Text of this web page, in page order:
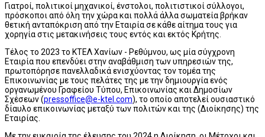
Γιατροί, πολιτικοί μηχανικοί, ένστολοι, πολιτιστικοί σύλλογοι,
πρόσκοποι από όλη την χώρα και πολλά άλλα σωματεία βρήκαν
θετική ανταπόκριση από την Εταιρία σε κάθε αίτημα τους για
χορηγία στις μετακινήσεις τους εντός και εκτός Κρήτης.
Τέλος το 2023 το ΚΤΕΛ Χανίων - Ρεθύμνου, ως μία σύγχρονη
Εταιρία που επενδύει στην αναβάθμιση των υπηρεσιών της,
πρωτοπόρησε πανελλαδικά ενισχύοντας τον τομέα της
Επικοινωνίας με τους πελάτες της με την δημιουργία ενός
οργανωμένου Γραφείου Τύπου, Επικοινωνίας και Δημοσίων
Σχέσεων (pressoffice@e-ktel.com), το οποίο αποτελεί ουσιαστικό
δίαυλο επικοινωνίας μεταξύ των πολιτών και της (Διοίκησης) της
Εταιρίας.